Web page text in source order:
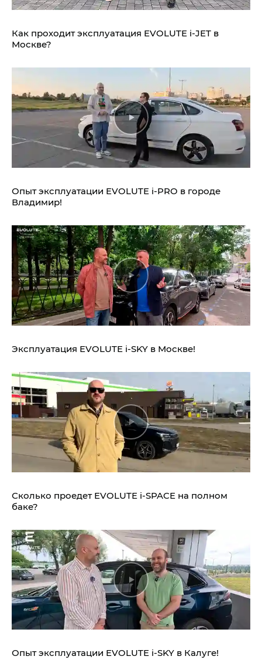
Как проходит эксплуатация EVOLUTE i‑JET в
Москве?
Опыт эксплуатации EVOLUTE i‑PRO в городе
Владимир!
Эксплуатация EVOLUTE i‑SKY в Москве!
Сколько проедет EVOLUTE i‑SPACE на полном
баке?
Опыт эксплуатации EVOLUTE i‑SKY в Калуге!